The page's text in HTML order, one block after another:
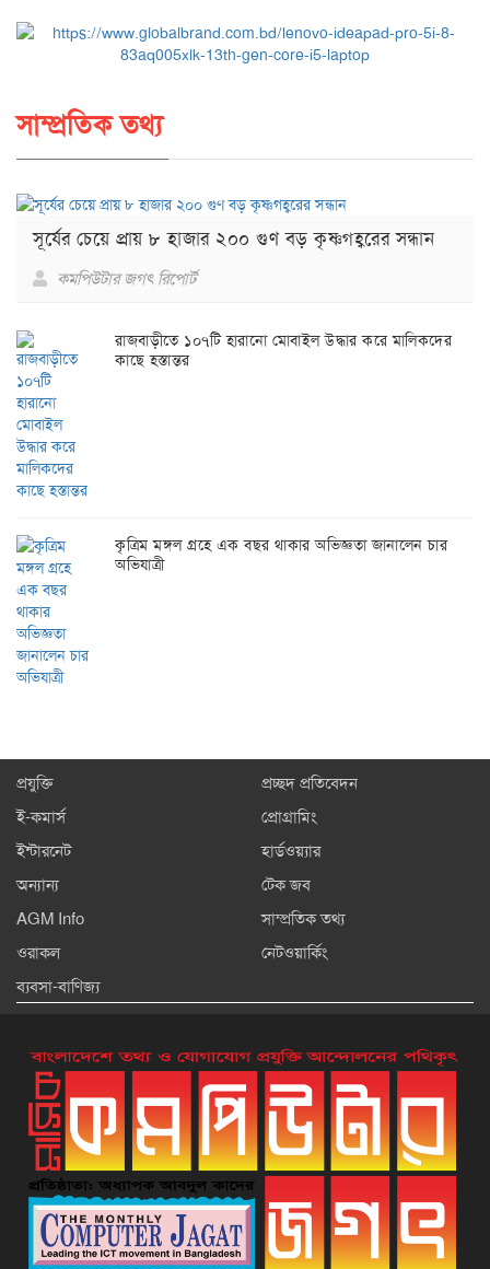
সাম্প্রতিক তথ্য
সূর্যের চেয়ে প্রায় ৮ হাজার ২০০ গুণ বড় কৃষ্ণগহ্বরের সন্ধান
কমপিউটার জগৎ রিপোর্ট
রাজবাড়ীতে ১০৭টি হারানো মোবাইল উদ্ধার করে মালিকদের
কাছে হস্তান্তর
কৃত্রিম মঙ্গল গ্রহে এক বছর থাকার অভিজ্ঞতা জানালেন চার
অভিযাত্রী
প্রযুক্তি
প্রচ্ছদ প্রতিবেদন
ই-কমার্স
প্রোগ্রামিং
ইন্টারনেট
হার্ডওয়্যার
অন্যান্য
টেক জব
AGM Info
সাম্প্রতিক তথ্য
ওরাকল
নেটওয়ার্কিং
ব্যবসা-বাণিজ্য